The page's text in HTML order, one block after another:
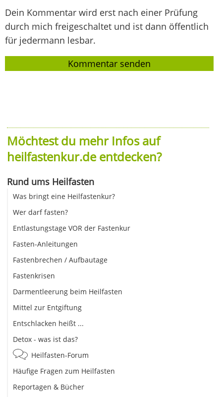
Dein Kommentar wird erst nach einer Prüfung
durch mich freigeschaltet und ist dann öffentlich
für jedermann lesbar.
Möchtest du mehr Infos auf
heilfastenkur.de entdecken?
Rund ums Heilfasten
Was bringt eine Heilfastenkur?
Wer darf fasten?
Entlastungstage VOR der Fastenkur
Fasten-Anleitungen
Fastenbrechen / Aufbautage
Fastenkrisen
Darmentleerung beim Heilfasten
Mittel zur Entgiftung
Entschlacken heißt ...
Detox - was ist das?
Heilfasten-Forum
Häufige Fragen zum Heilfasten
Reportagen & Bücher